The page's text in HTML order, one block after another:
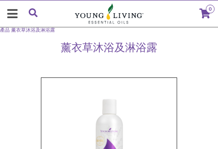
0
薰衣草沐浴及淋浴露
產品 薰衣草沐浴及淋浴露